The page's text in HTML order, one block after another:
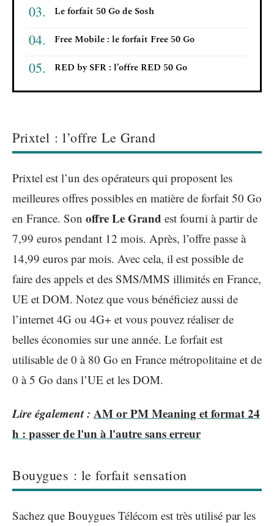
Le forfait 50 Go de Sosh
Free Mobile : le forfait Free 50 Go
RED by SFR : l’offre RED 50 Go
Prixtel : l’offre Le Grand
Prixtel est l’un des opérateurs qui proposent les
meilleures offres possibles en matière de forfait 50 Go
en France. Son offre Le Grand est fourni à partir de
7,99 euros pendant 12 mois. Après, l’offre passe à
14,99 euros par mois. Avec cela, il est possible de
faire des appels et des SMS/MMS illimités en France,
UE et DOM. Notez que vous bénéficiez aussi de
l’internet 4G ou 4G+ et vous pouvez réaliser de
belles économies sur une année. Le forfait est
utilisable de 0 à 80 Go en France métropolitaine et de
0 à 5 Go dans l’UE et les DOM.
Lire également : AM or PM Meaning et format 24
h : passer de l'un à l'autre sans erreur
Bouygues : le forfait sensation
Sachez que Bouygues Télécom est très utilisé par les